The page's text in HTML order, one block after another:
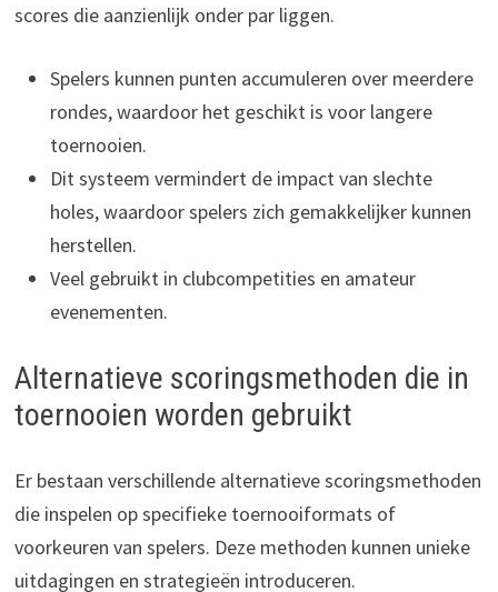
scores die aanzienlijk onder par liggen.
Spelers kunnen punten accumuleren over meerdere
rondes, waardoor het geschikt is voor langere
toernooien.
Dit systeem vermindert de impact van slechte
holes, waardoor spelers zich gemakkelijker kunnen
herstellen.
Veel gebruikt in clubcompetities en amateur
evenementen.
Alternatieve scoringsmethoden die in
toernooien worden gebruikt
Er bestaan verschillende alternatieve scoringsmethoden
die inspelen op specifieke toernooiformats of
voorkeuren van spelers. Deze methoden kunnen unieke
uitdagingen en strategieën introduceren.